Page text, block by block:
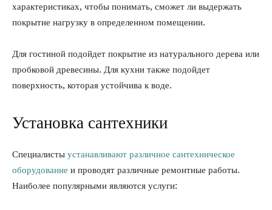
характеристиках, чтобы понимать, сможет ли выдержать
покрытие нагрузку в определенном помещении.
Для гостиной подойдет покрытие из натурального дерева или
пробковой древесины. Для кухни также подойдет
поверхность, которая устойчива к воде.
Установка сантехники
Специалисты устанавливают различное сантехническое
оборудование и проводят различные ремонтные работы.
Наиболее популярными являются услуги: